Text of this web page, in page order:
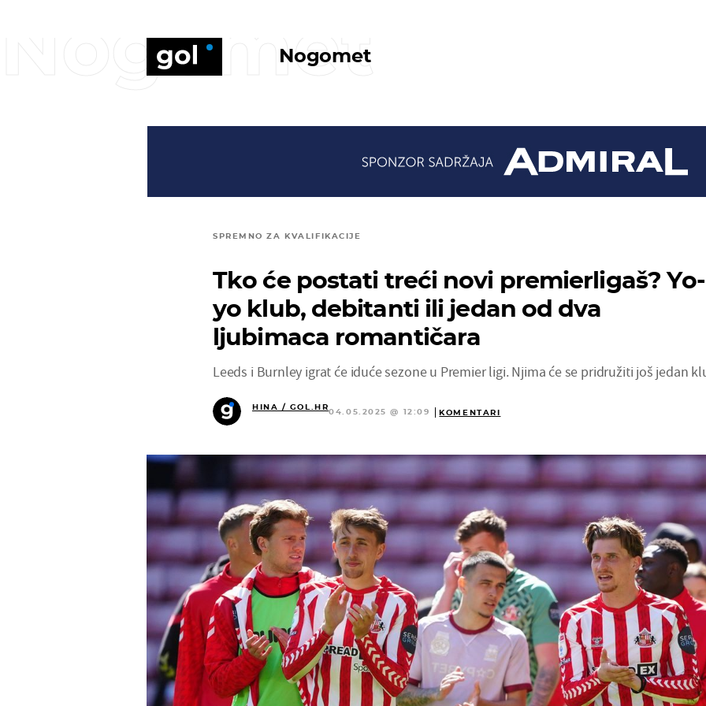
Nogomet
Nogomet
SPREMNO ZA KVALIFIKACIJE
Tko će postati treći novi premierligaš? Yo-
yo klub, debitanti ili jedan od dva
ljubimaca romantičara
Leeds i Burnley igrat će iduće sezone u Premier ligi. Njima će se pridružiti još jedan
HINA / GOL.HR
04.05.2025 @ 12:09 KOMENTARI